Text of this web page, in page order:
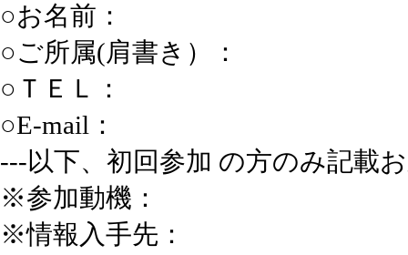
○お名前：
○ご所属(肩書き）：
○ＴＥＬ：
○E-mail：
---以下、初回参加 の方のみ記載
※参加動機：
※情報入手先：